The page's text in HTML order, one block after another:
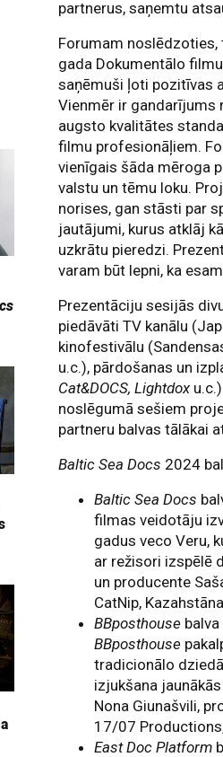
partnerus, saņemtu
Forumam noslēdzoties,
gada Dokumentālo
saņēmuši ļoti pozitīvas
Vienmēr ir gandarījums
augsto kvalitātes
filmu profesionāļiem.
vienīgais šāda mēroga
valstu un tēmu loku.
norises, gan stāsti par
jautājumi, kurus atklāj
uzkrātu pieredzi.
varam būt lepni, ka
Prezentāciju sesijās
piedāvāti TV kanālu
kinofestivālu
u.c.), pārdošanas un
Cat&DOCS, Lightdox
noslēgumā sešiem
partneru balvas tālākai
Baltic Sea Docs 2024
Baltic Sea Docs
filmas veidotāju
gadus veco Veru,
ar režisori izspēlē
un producente
CatNip,
BBposthouse
BBposthouse
tradicionālo
izjukšana
Nona Giunašvili,
17/07
East Doc Platform